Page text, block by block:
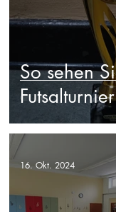
So sehen
16. Okt. 2024